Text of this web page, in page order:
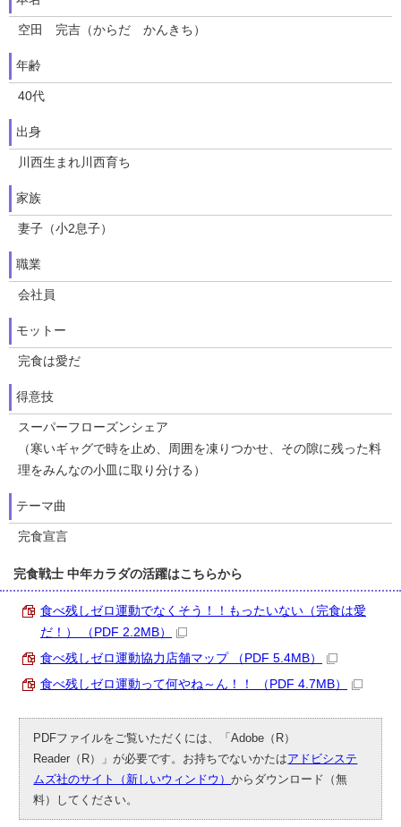
空田 完吉（からだ かんきち）
年齢
40代
出身
川西生まれ川西育ち
家族
妻子（小2息子）
職業
会社員
モットー
完食は愛だ
得意技
スーパーフローズンシェア
（寒いギャグで時を止め、周囲を凍りつかせ、その隙に残った料
理をみんなの小皿に取り分ける）
テーマ曲
完食宣言
完食戦士 中年カラダの活躍はこちらから
食べ残しゼロ運動でなくそう！！もったいない（完食は愛
だ！） （PDF 2.2MB）
食べ残しゼロ運動協力店舗マップ （PDF 5.4MB）
食べ残しゼロ運動って何やね～ん！！ （PDF 4.7MB）
PDFファイルをご覧いただくには、「Adobe（R）
Reader（R）」が必要です。お持ちでないかたはアドビシステ
ムズ社のサイト（新しいウィンドウ）からダウンロード（無
料）してください。